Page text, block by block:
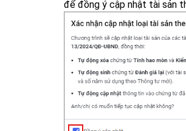
để đồng ý cập nhật tài sản